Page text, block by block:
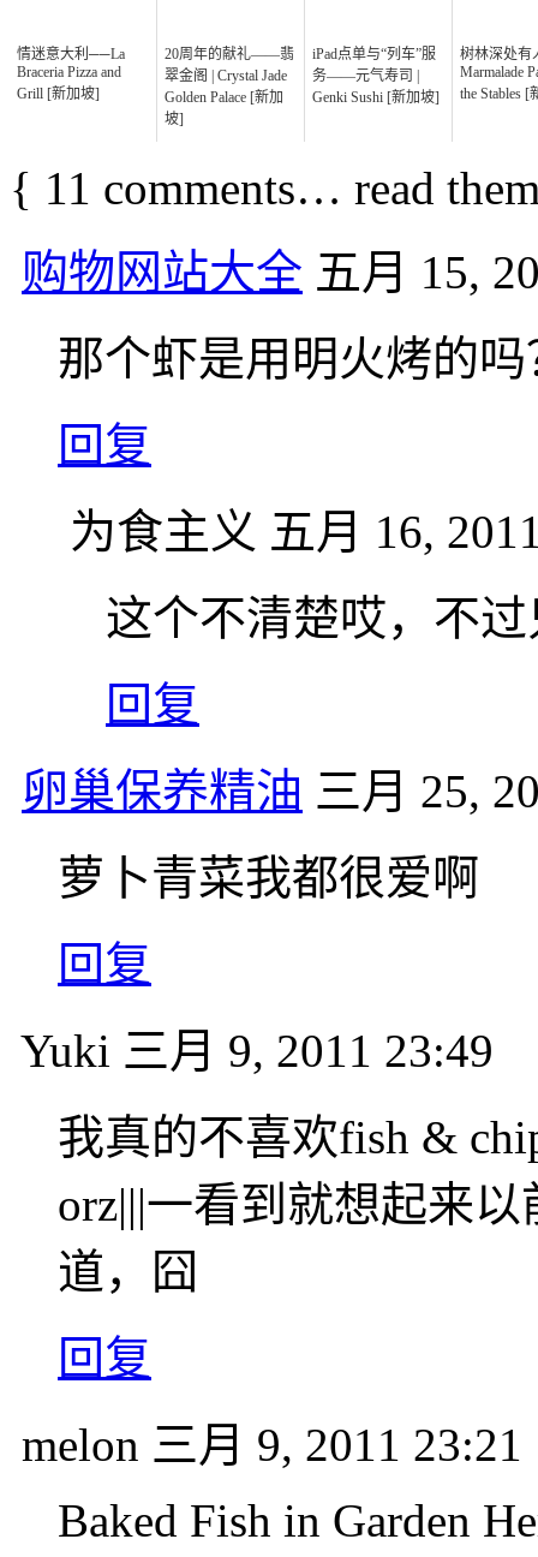
情迷意大利──La
Braceria Pizza and
Grill [新加坡]
20周年的献礼——翡
翠金阁 | Crystal Jade
Golden Palace [新加
坡]
iPad点单与“列车”服
务——元气寿司 |
Genki Sushi [新加坡]
树林深处
Marmalade
the Stables [
{ 11 comments… read
购物网站大全 五月 15,
那个虾是用明火烤的
回复
为食主义 五月 16,
这个不清楚哎，不
回复
卵巢保养精油 三月 25,
萝卜青菜我都很爱啊
回复
Yuki 三月 9, 2011 23:49
我真的不喜欢fish &
orz|||一看到就想起来
道，囧
回复
melon 三月 9, 2011 23:21
Baked Fish in Garden